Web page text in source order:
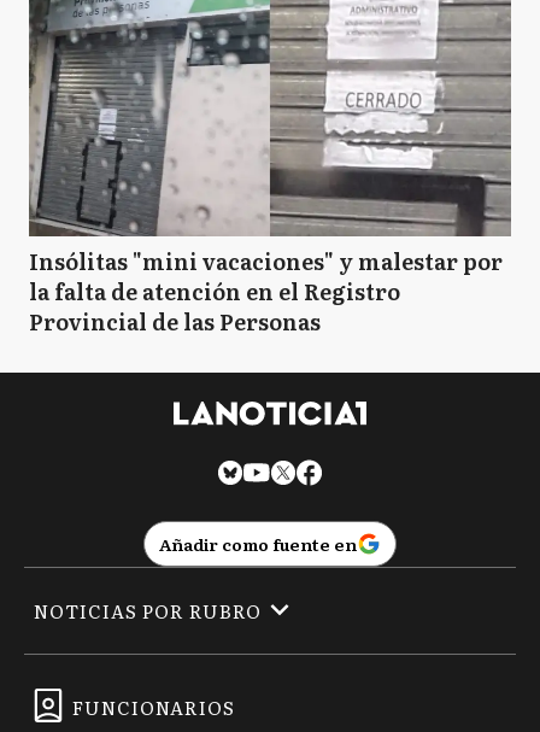
Insólitas "mini vacaciones" y malestar por
la falta de atención en el Registro
Provincial de las Personas
Añadir como fuente en
FUNCIONARIOS
NOTICIAS POR RUBRO